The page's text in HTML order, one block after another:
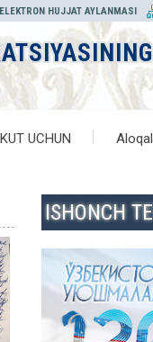
ELEKTRON HUJJAT AYLANMASI
UCHUN
ISHONCH